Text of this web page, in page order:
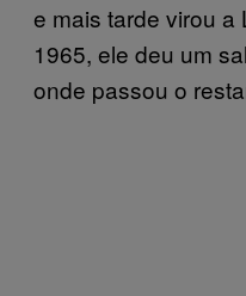
e mais tarde virou
1965, ele deu um
onde passou o